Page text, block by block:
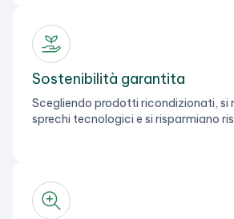
Sostenibilità garantita
Scegliendo prodotti ricondizionati, si
sprechi tecnologici e si risparmiano